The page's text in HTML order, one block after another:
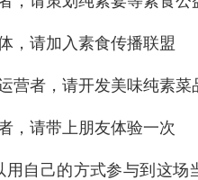
，请加入素食传播联盟
营者，请开发美味纯素菜
，请带上朋友体验一次
用自己的方式参与到这